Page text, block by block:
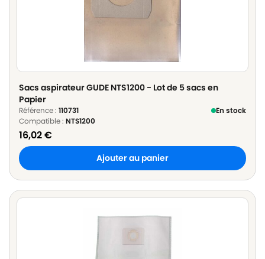
Sacs aspirateur GUDE NTS1200 - Lot de 5 sacs en
Papier
Référence : 110731
En stock
Compatible : NTS1200
16,02€
Ajouter au panier